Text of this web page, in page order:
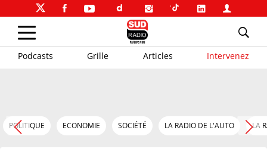
Podcasts Grille Articles Intervenez
POLITIQUE ECONOMIE SOCIÉTÉ LA RADIO DE L'AUTO LA